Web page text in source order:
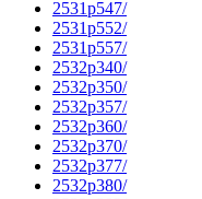
2531p547/
2531p552/
2531p557/
2532p340/
2532p350/
2532p357/
2532p360/
2532p370/
2532p377/
2532p380/